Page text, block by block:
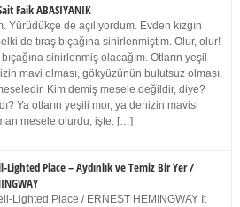
Faik ABASIYANIK
Yürüdükçe de açılıyordum. Evden kızgın
de tıraş bıçağına sinirlenmiştim. Olur, olur!
bıçağına sinirlenmiş olacağım. Otların yeşil
mavi olması, gökyüzünün bulutsuz olması,
Kim demiş mesele değildir, diye?
Ya otların yeşili mor, ya denizin mavisi
mesele olurdu, işte. […]
Lighted Place – Aydınlık ve Temiz Bir Yer /
Lighted Place / ERNEST HEMINGWAY It